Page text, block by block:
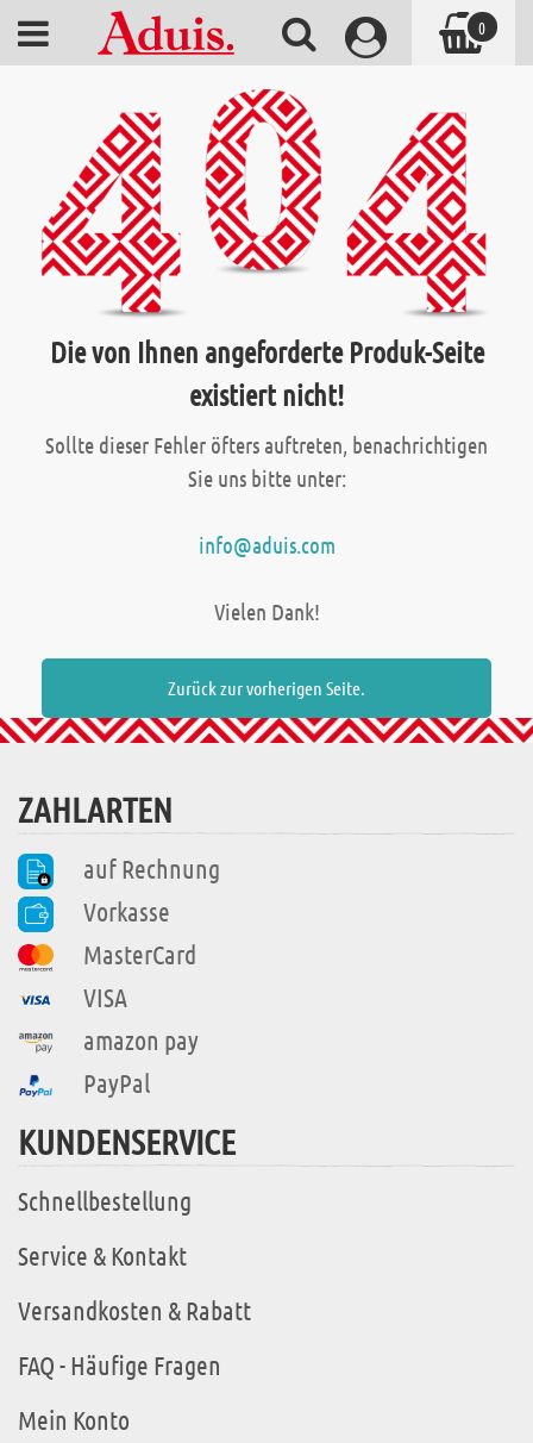
Die von Ihnen angeforderte Produk-Seite
existiert nicht!
Sollte dieser Fehler öfters auftreten, benachrichtigen
Sie uns bitte unter:
info@aduis.com
Vielen Dank!
Zurück zur vorherigen Seite.
ZAHLARTEN
auf Rechnung
Vorkasse
MasterCard
VISA
amazon pay
PayPal
KUNDENSERVICE
Schnellbestellung
Service & Kontakt
Versandkosten & Rabatt
FAQ - Häufige Fragen
Mein Konto
0